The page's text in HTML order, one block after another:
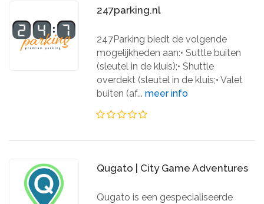
247parking.nl
247Parking biedt de volgende
mogelijkheden aan:• Suttle buiten
(sleutel in de kluis);• Shuttle
overdekt (sleutel in de kluis;• Valet
buiten (af...meer info
Qugato | City Game Adventures
Qugato is een gespecialiseerde